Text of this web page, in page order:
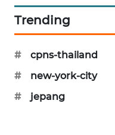
Trending
#
cpns-thailand
#
new-york-city
#
jepang
KOPEKLIN
PORTAL
KONSUMEN
FORWAMKI